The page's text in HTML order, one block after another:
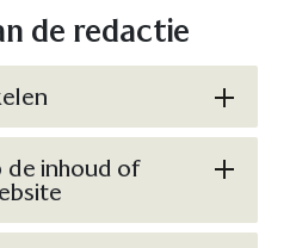
de redactie
de inhoud of